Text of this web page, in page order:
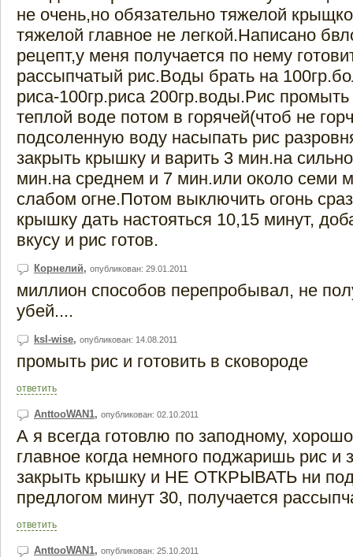
не очень,но обязательно тяжелой
тяжелой главное не легкой.Написано
рецепт,у меня получается по нему
рассыпчатый рис.Воды брать на
риса-100гр.риса 200гр.воды.Рис
теплой воде потом в горячей(чтоб не
подсоленную воду насыпать рис
закрыть крышку и варить 3 мин.на
мин.на среднем и 7 мин.или около семи
слабом огне.Потом выключить огонь
крышку дать настояться 10,15 минут,
вкусу и рис готов.
Корнелий, опубликован: 29.01.2011
миллион способов перепробывал, не
убей....
ksl-wise, опубликован: 14.08.2011
промыть рис и готовить в сковороде
ответить
AnttooWAN1, опубликован: 02.10.2011
А я всегда готовлю по заподному,
главное когда немного поджаришь рис и
закрыть крышку и НЕ ОТКРЫВАТЬ ни
предлогом минут 30, получается
ответить
AnttooWAN1, опубликован: 25.10.2011